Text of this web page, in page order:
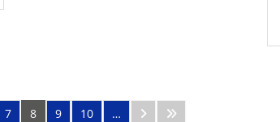
7 8 9 10 …